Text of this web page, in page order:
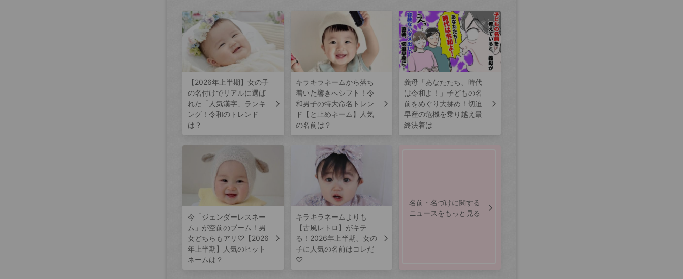
【2026年上半期】女の子
の名付けでリアルに選ば
れた「人気漢字」ランキ
ング！令和のトレンド
は？
キラキラネームから落ち
着いた響きへシフト！令
和男子の特大命名トレン
ド【と止めネーム】人気
の名前は？
義母「あなたたち、時代
は令和よ！」子どもの名
前をめぐり大揉め！切迫
早産の危機を乗り越え最
終決着は
今「ジェンダーレスネー
ム」が空前のブーム！男
女どちらもアリ♡【2026
年上半期】人気のヒット
ネームは？
キラキラネームよりも
【古風レトロ】がキテ
る！2026年上半期、女の
子に人気の名前はコレだ
♡
名前・名づけに関する
ニュースをもっと見る